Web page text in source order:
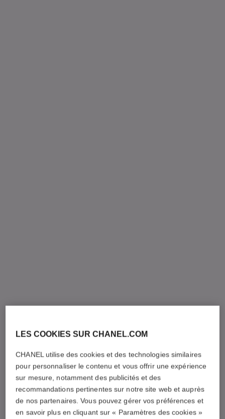
LES COOKIES SUR CHANEL.COM
CHANEL utilise des cookies et des technologies similaires
pour personnaliser le contenu et vous offrir une expérience
sur mesure, notamment des publicités et des
recommandations pertinentes sur notre site web et auprès
de nos partenaires. Vous pouvez gérer vos préférences et
en savoir plus en cliquant sur « Paramètres des cookies »